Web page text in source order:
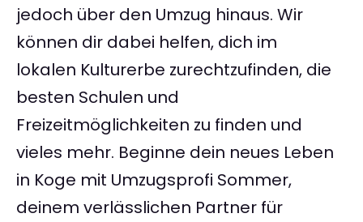
jedoch über den Umzug hinaus. Wir
können dir dabei helfen, dich im
lokalen Kulturerbe zurechtzufinden, die
besten Schulen und
Freizeitmöglichkeiten zu finden und
vieles mehr. Beginne dein neues Leben
in Koge mit Umzugsprofi Sommer,
deinem verlässlichen Partner für